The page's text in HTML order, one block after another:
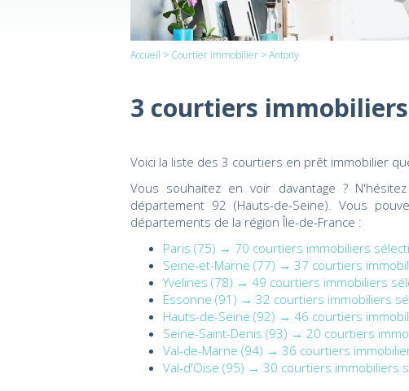
Accueil > Courtier immobilier > Antony
3 courtiers
Voici la liste des 3 courtiers en prêt immobilier
Vous souhaitez en voir davantage ?
département 92 (Hauts-de-Seine). Vous
départements de la région Île-de-France :
Paris (75) → 70 courtiers immobiliers
Seine-et-Marne (77) → 37 courtiers
Yvelines (78) → 49 courtiers immobiliers
Essonne (91) → 32 courtiers immobiliers
Hauts-de-Seine (92) → 46 courtiers
Seine-Saint-Denis (93) → 20 courtiers
Val-de-Marne (94) → 36 courtiers
Val-d'Oise (95) → 30 courtiers immobiliers